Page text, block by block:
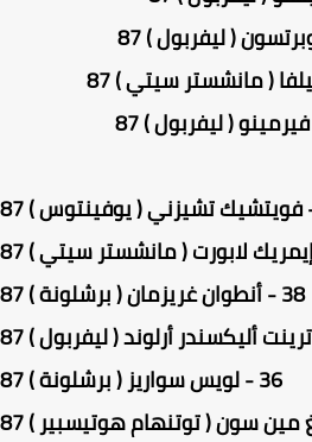
38 - أنطوان غريزمان ( برشلونة ) 87
36 - لويس سواريز ( برشلونة ) 87